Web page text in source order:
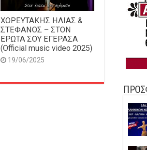
ΧΟΡΕΥΤΑΚΗΣ ΗΛΙΑΣ &
ΣΤΕΦΑΝΟΣ – ΣΤΟΝ
ΕΡΩΤΑ ΣΟΥ ΕΓΕΡΑΣΑ
(Official music video 2025)
19/06/2025